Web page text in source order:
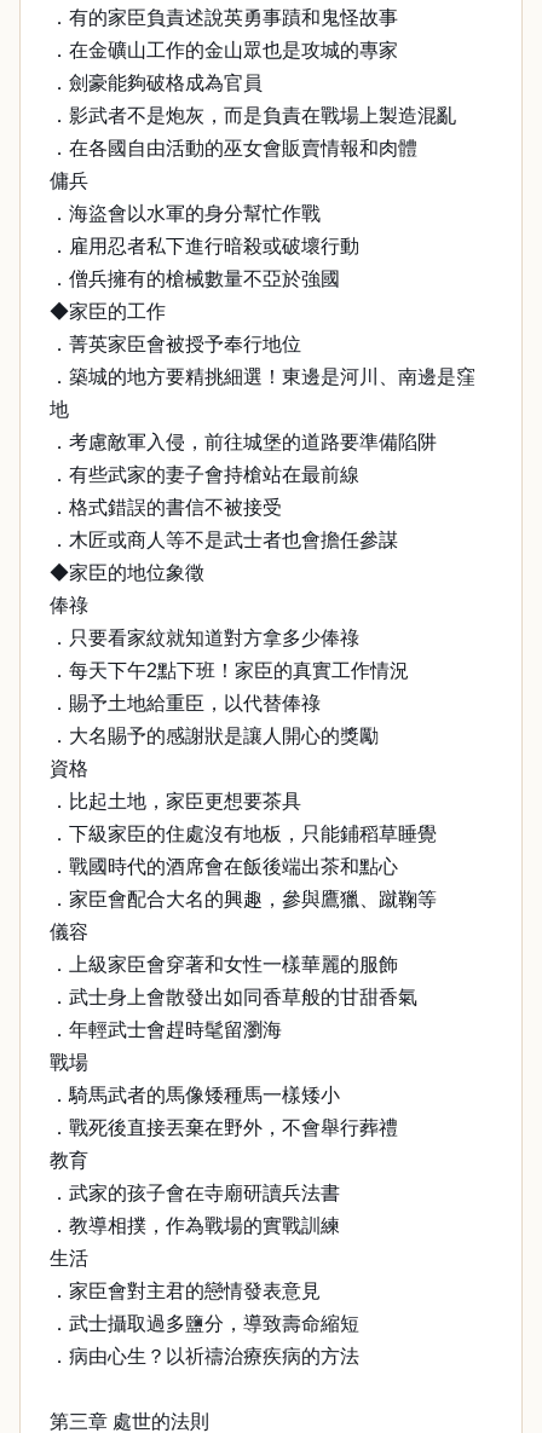
．有的家臣負責述說英勇事蹟和鬼怪故事
．在金礦山工作的金山眾也是攻城的專家
．劍豪能夠破格成為官員
．影武者不是炮灰，而是負責在戰場上製造混亂
．在各國自由活動的巫女會販賣情報和肉體
傭兵
．海盜會以水軍的身分幫忙作戰
．雇用忍者私下進行暗殺或破壞行動
．僧兵擁有的槍械數量不亞於強國
◆家臣的工作
．菁英家臣會被授予奉行地位
．築城的地方要精挑細選！東邊是河川、南邊是窪
地
．考慮敵軍入侵，前往城堡的道路要準備陷阱
．有些武家的妻子會持槍站在最前線
．格式錯誤的書信不被接受
．木匠或商人等不是武士者也會擔任參謀
◆家臣的地位象徵
俸祿
．只要看家紋就知道對方拿多少俸祿
．每天下午2點下班！家臣的真實工作情況
．賜予土地給重臣，以代替俸祿
．大名賜予的感謝狀是讓人開心的獎勵
資格
．比起土地，家臣更想要茶具
．下級家臣的住處沒有地板，只能鋪稻草睡覺
．戰國時代的酒席會在飯後端出茶和點心
．家臣會配合大名的興趣，參與鷹獵、蹴鞠等
儀容
．上級家臣會穿著和女性一樣華麗的服飾
．武士身上會散發出如同香草般的甘甜香氣
．年輕武士會趕時髦留瀏海
戰場
．騎馬武者的馬像矮種馬一樣矮小
．戰死後直接丟棄在野外，不會舉行葬禮
教育
．武家的孩子會在寺廟研讀兵法書
．教導相撲，作為戰場的實戰訓練
生活
．家臣會對主君的戀情發表意見
．武士攝取過多鹽分，導致壽命縮短
．病由心生？以祈禱治療疾病的方法
第三章 處世的法則